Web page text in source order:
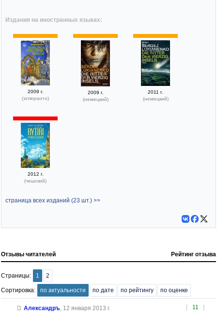
Издания на иностранных языках:
2009 г.
(эсперанто)
2009 г.
(немецкий)
2011 г.
(немецкий)
2012 г.
(чешский)
страница всех изданий (23 шт.) >>
Отзывы читателей Рейтинг отзыва
Страницы: 1 2
Сортировка: по актуальности по дате по рейтингу по оценке
[ 11 ]
Александръ, 12 января 2013 г.